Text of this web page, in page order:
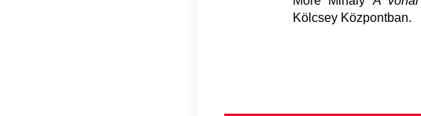
Kölcsey Központban.